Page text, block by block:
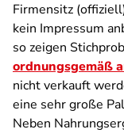
Firmensitz
kein Impressum
so zeigen
ordnungsgemäß
nicht verkauft
eine sehr große
Neben